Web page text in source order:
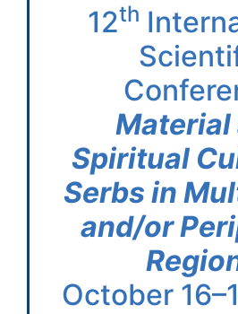
12th
Material
Spiritual
Serbs in
and/or
October